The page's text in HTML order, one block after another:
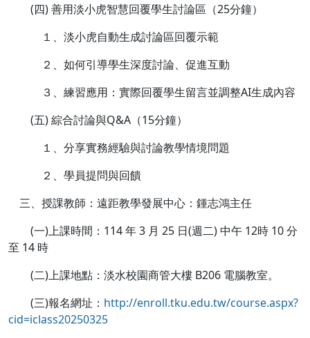
(四) 善用淡小虎智慧回覆學生討論區（25分鐘）
１、淡小虎自動生成討論區回覆示範
２、如何引導學生深度討論、促進互動
３、練習應用：實際回覆學生留言並調整AI生成內容
(五) 綜合討論與Q&A（15分鐘）
１、分享實務經驗與討論教學情境問題
２、學員提問與回饋
三、授課教師：遠距教學發展中心：鍾志鴻主任
(一)上課時間：114 年 3 月 25 日(週二) 中午 12時 10 分
至 14 時
(二)上課地點：淡水校園商管大樓 B206 電腦教室。
(三)報名網址： http://enroll.tku.edu.tw/course.aspx?
cid=iclass20250325